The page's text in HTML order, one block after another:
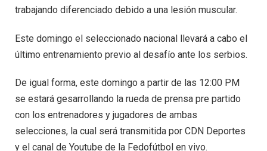
trabajando diferenciado debido a una lesión muscular.
Este domingo el seleccionado nacional llevará a cabo el
último entrenamiento previo al desafío ante los serbios.
De igual forma, este domingo a partir de las 12:00 PM
se estará gesarrollando la rueda de prensa pre partido
con los entrenadores y jugadores de ambas
selecciones, la cual será transmitida por CDN Deportes
y el canal de Youtube de la Fedofútbol en vivo.